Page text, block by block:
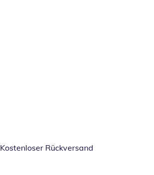
Kostenloser Rückversand